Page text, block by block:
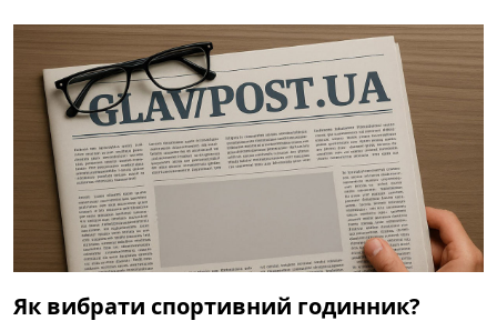
Як вибрати спортивний годинник?